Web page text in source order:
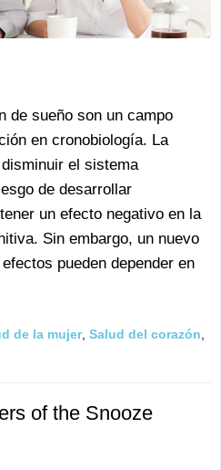
de sueño son un campo
en cronobiología. La
el sistema
de desarrollar
un efecto negativo en la
Sin embargo, un nuevo
pueden depender en
de la mujer, Salud del corazón
of the Snooze